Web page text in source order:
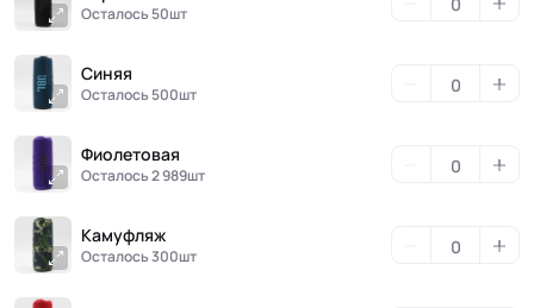
Осталось 50шт
Синяя
Осталось 500шт
Фиолетовая
Осталось 2 989шт
Камуфляж
Осталось 300шт